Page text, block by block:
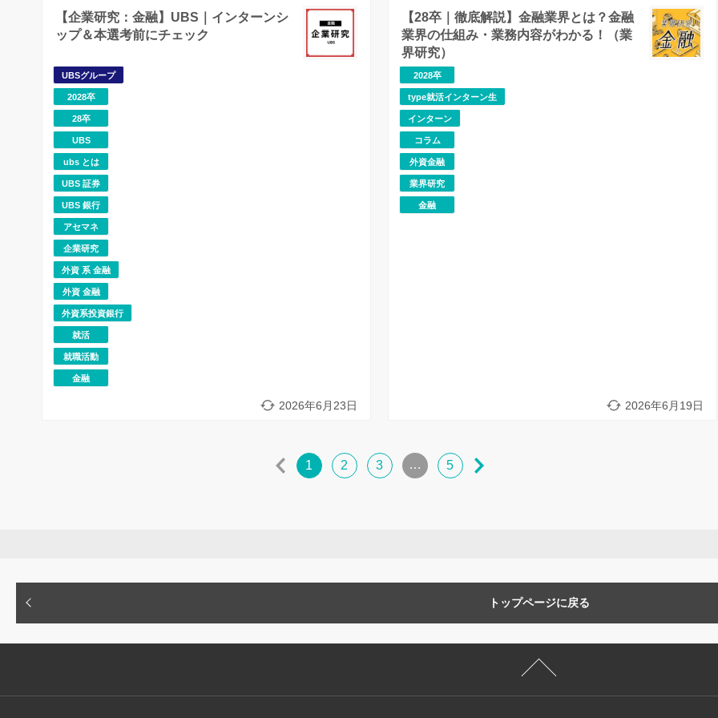
【企業研究：金融】UBS｜インターンシ
ップ＆本選考前にチェック
UBSグループ
2028卒
28卒
UBS
ubs とは
UBS 証券
UBS 銀行
アセマネ
企業研究
外資 系 金融
外資 金融
外資系投資銀行
就活
就職活動
金融
2026年6月23日
【28卒｜徹底解説】金融業界とは？金融
業界の仕組み・業務内容がわかる！（業
界研究）
2028卒
type就活インターン生
インターン
コラム
外資金融
業界研究
金融
2026年6月19日
1 2 3 … 5
トップページに戻る